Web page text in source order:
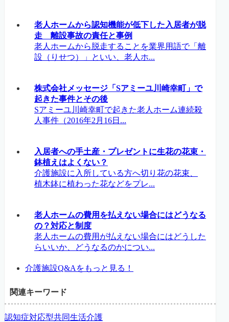
老人ホームから認知機能が低下した入居者が脱
走 離設事故の責任と事例
老人ホームから脱走することを業界用語で「離
設（りせつ）」といい、老人ホ...
株式会社メッセージ「Sアミーユ川崎幸町」で
起きた事件とその後
Sアミーユ川崎幸町で起きた老人ホーム連続殺
人事件（2016年2月16日...
入居者への手土産・プレゼントに生花の花束・
鉢植えはよくない？
介護施設に入所している方へ切り花の花束、
植木鉢に植わった花などをプレ...
老人ホームの費用を払えない場合にはどうなる
の？対応と制度
老人ホームの費用が払えない場合にはどうした
らいいか、どうなるのかについ...
介護施設Q&Aをもっと見る！
関連キーワード
認知症対応型共同生活介護